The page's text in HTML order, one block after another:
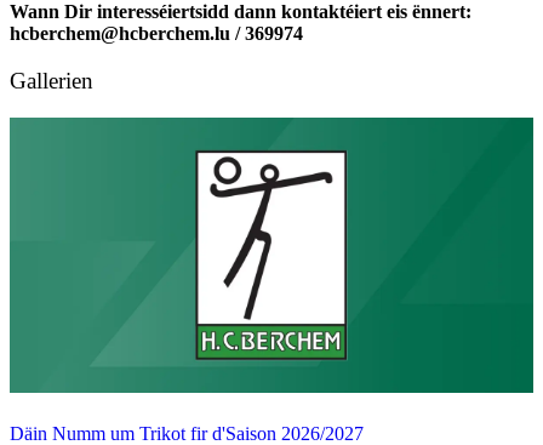
Wann Dir interesséiertsidd dann kontaktéiert eis ënnert:
hcberchem@hcberchem.lu / 369974
Gallerien
Däin Numm um Trikot fir d'Saison 2026/2027